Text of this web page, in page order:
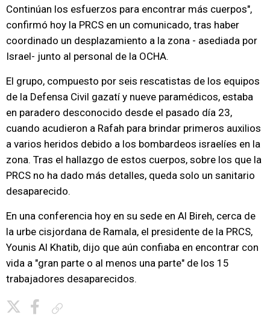
Continúan los esfuerzos para encontrar más cuerpos",
confirmó hoy la PRCS en un comunicado, tras haber
coordinado un desplazamiento a la zona - asediada por
Israel- junto al personal de la OCHA.
El grupo, compuesto por seis rescatistas de los equipos
de la Defensa Civil gazatí y nueve paramédicos, estaba
en paradero desconocido desde el pasado día 23,
cuando acudieron a Rafah para brindar primeros auxilios
a varios heridos debido a los bombardeos israelíes en la
zona. Tras el hallazgo de estos cuerpos, sobre los que la
PRCS no ha dado más detalles, queda solo un sanitario
desaparecido.
En una conferencia hoy en su sede en Al Bireh, cerca de
la urbe cisjordana de Ramala, el presidente de la PRCS,
Younis Al Khatib, dijo que aún confiaba en encontrar con
vida a "gran parte o al menos una parte" de los 15
trabajadores desaparecidos.